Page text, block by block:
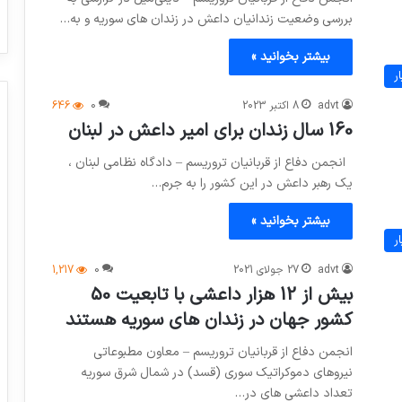
بررسی وضعیت زندانیان داعش در زندان های سوریه و به…
بیشتر بخوانید »
advt 8 اکتبر 2023 0
646
160 سال زندان برای امیر داعش در لبنان
انجمن دفاع از قربانیان تروریسم – دادگاه نظامی لبنان ،
یک رهبر داعش در این کشور را به جرم…
بیشتر بخوانید »
advt 27 جولای 2021 0
1,217
بیش از 12 هزار داعشی با تابعیت 50
کشور جهان در زندان های سوریه هستند
انجمن دفاع از قربانیان تروریسم – معاون مطبوعاتی
نیروهای دموکراتیک سوری (قسد) در شمال شرق سوریه
تعداد داعشی های در…